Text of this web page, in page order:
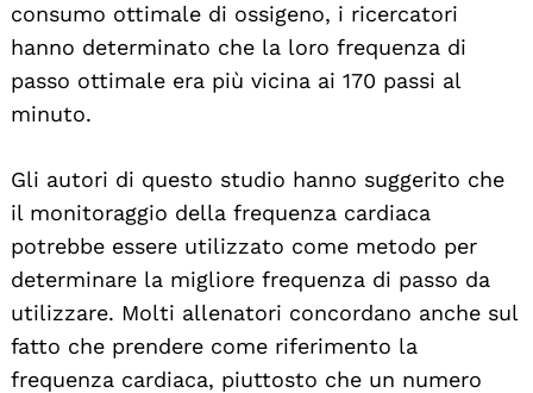
consumo ottimale di ossigeno, i ricercatori
hanno determinato che la loro frequenza di
passo ottimale era più vicina ai 170 passi al
minuto.
Gli autori di questo studio hanno suggerito che
il monitoraggio della frequenza cardiaca
potrebbe essere utilizzato come metodo per
determinare la migliore frequenza di passo da
utilizzare. Molti allenatori concordano anche sul
fatto che prendere come riferimento la
frequenza cardiaca, piuttosto che un numero